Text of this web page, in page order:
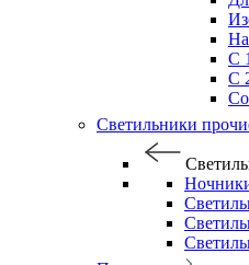
На
С
С
Светильники